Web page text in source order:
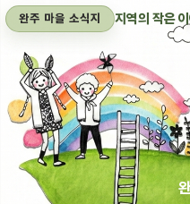
완주 마을 소식지 지역의 작은